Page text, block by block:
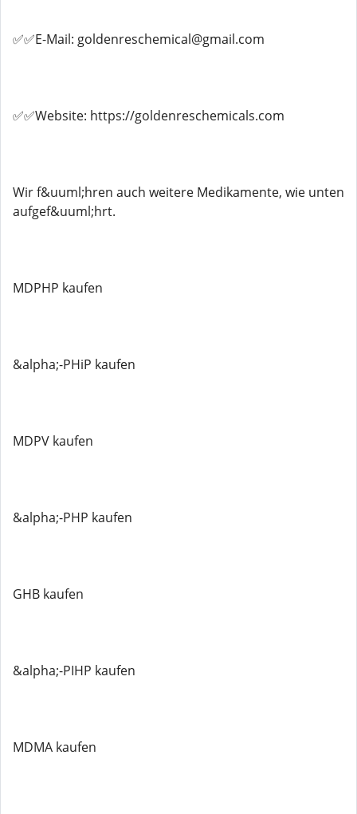
✅✅E-Mail: goldenreschemical@gmail.com
✅✅Website: https://goldenreschemicals.com
Wir f&uuml;hren auch weitere Medikamente, wie unten
aufgef&uuml;hrt.
MDPHP kaufen
&alpha;-PHiP kaufen
MDPV kaufen
&alpha;-PHP kaufen
GHB kaufen
&alpha;-PIHP kaufen
MDMA kaufen